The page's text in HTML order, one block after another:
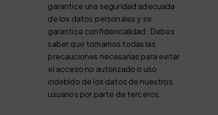
garantice una seguridad adecuada
de los datos personales y se
garantice confidencialidad. Debes
saber que tomamos todas las
precauciones necesarias para evitar
el acceso no autorizado o uso
indebido de los datos de nuestros
usuarios por parte de terceros.